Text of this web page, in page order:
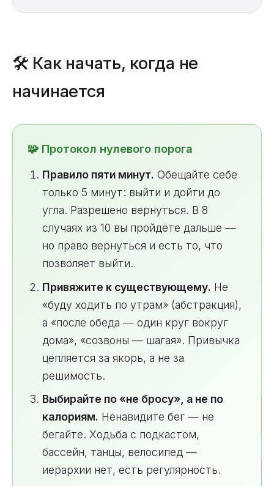
🛠️ Как начать, когда не
начинается
🧩 Протокол нулевого порога
Правило пяти минут. Обещайте себе
только 5 минут: выйти и дойти до
угла. Разрешено вернуться. В 8
случаях из 10 вы пройдёте дальше —
но право вернуться и есть то, что
позволяет выйти.
Привяжите к существующему. Не
«буду ходить по утрам» (абстракция),
а «после обеда — один круг вокруг
дома», «созвоны — шагая». Привычка
цепляется за якорь, а не за
решимость.
Выбирайте по «не бросу», а не по
калориям. Ненавидите бег — не
бегайте. Ходьба с подкастом,
бассейн, танцы, велосипед —
иерархии нет, есть регулярность.